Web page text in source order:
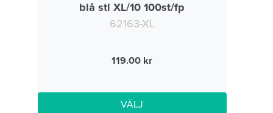
blå stl XL/10 100st/fp
62163-XL
119.00
VÄLJ